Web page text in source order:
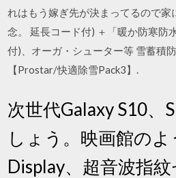
れはもう嫁ぎ先が決まってるので
念。 延長コード付) ＋「暖か防寒防
付)、オーガ・シューター等 雪蓄積
【Prostar/快適除雪Pack3】​.
次世代Galaxy S10、
しょう。映画館の
Display、超音波指